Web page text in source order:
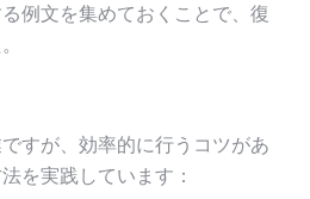
例文を集めておくことで、復
すが、効率的に行うコツがあ
を実践しています：